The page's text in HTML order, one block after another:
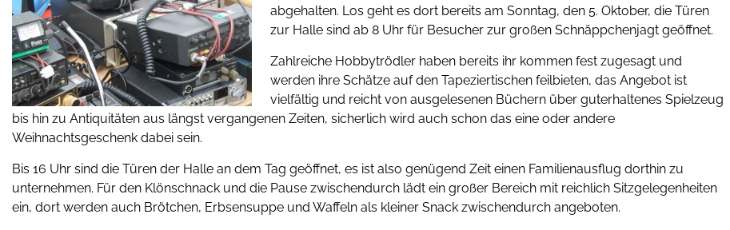
abgehalten. Los geht es dort bereits am Sonntag, den 5. Oktober, die Türen
zur Halle sind ab 8 Uhr für Besucher zur großen Schnäppchenjagt geöffnet.
Zahlreiche Hobbytrödler haben bereits ihr kommen fest zugesagt und
werden ihre Schätze auf den Tapeziertischen feilbieten, das Angebot ist
vielfältig und reicht von ausgelesenen Büchern über guterhaltenes Spielzeug
bis hin zu Antiquitäten aus längst vergangenen Zeiten, sicherlich wird auch schon das eine oder andere
Weihnachtsgeschenk dabei sein.
Bis 16 Uhr sind die Türen der Halle an dem Tag geöffnet, es ist also genügend Zeit einen Familienausflug dorthin zu
unternehmen. Für den Klönschnack und die Pause zwischendurch lädt ein großer Bereich mit reichlich Sitzgelegenheiten
ein, dort werden auch Brötchen, Erbsensuppe und Waffeln als kleiner Snack zwischendurch angeboten.